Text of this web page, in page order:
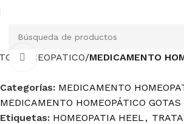
HOMEOPATICO MEDICAMENTO
Haga Click para agrandar
Categorías: MEDICAMENTO
MEDICAMENTO HOMEOPÁTICO GOTAS
Etiquetas: HOMEOPATIA HEEL ,